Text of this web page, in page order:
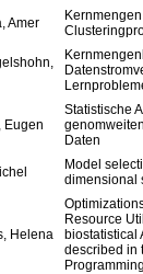
Amer
Eugen
Statistische
Daten
Model
dimensional
Helena
Resource
biostatistical
described in